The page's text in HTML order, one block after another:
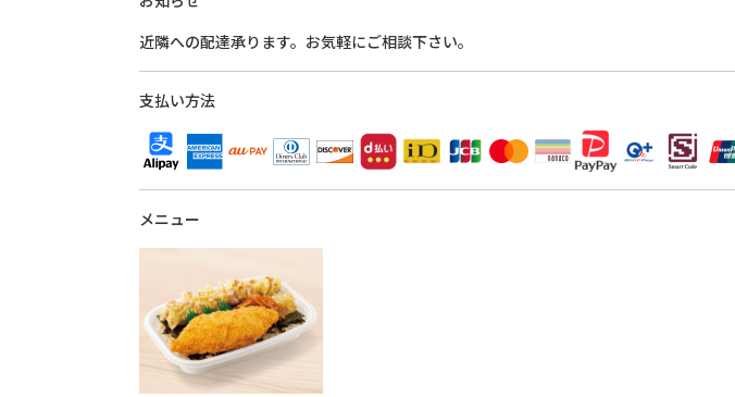
近隣への配達承ります。お気軽にご相談下さい。
支払い方法
メニュー